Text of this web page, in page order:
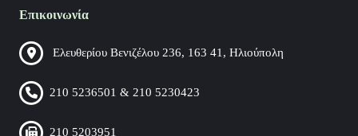
Επικοινωνία
Ελευθερίου Βενιζέλου 236, 163 41, Ηλιούπολη
210 5236501 & 210 5230423
210 5203951